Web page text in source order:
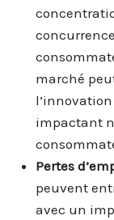
marché
impactant
Pertes
peuvent
avec un